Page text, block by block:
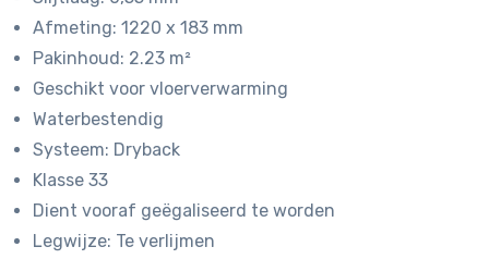
€ 43,95.€ 37,95.
Afmeting: 1220 x 183 mm
Pakinhoud: 2.23 m²
Geschikt voor vloerverwarming
Waterbestendig
Systeem: Dryback
Klasse 33
Dient vooraf geëgaliseerd te worden
Legwijze: Te verlijmen